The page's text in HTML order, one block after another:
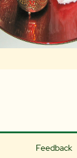
Feedback